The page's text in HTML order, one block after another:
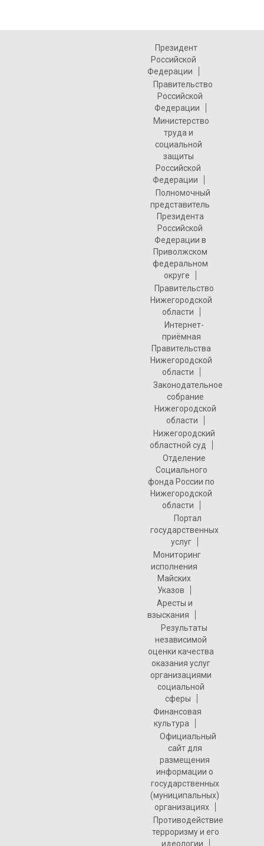
Президент
Российской
Федерации
Правительство
Российской
Федерации
Министерство
труда и
социальной
защиты
Российской
Федерации
Полномочный
представитель
Президента
Российской
Федерации в
Приволжском
федеральном
округе
Правительство
Нижегородской
области
Интернет-
приёмная
Правительства
Нижегородской
области
Законодательное
собрание
Нижегородской
области
Нижегородский
областной суд
Отделение
Социального
фонда России по
Нижегородской
области
Портал
государственных
услуг
Мониторинг
исполнения
Майских
Указов
Аресты и
взыскания
Результаты
независимой
оценки качества
оказания услуг
организациями
социальной
сферы
Финансовая
культура
Официальный
сайт для
размещения
информации о
государственных
(муниципальных)
организациях
Противодействие
терроризму и его
идеологии